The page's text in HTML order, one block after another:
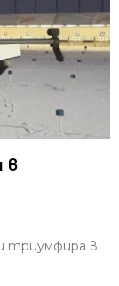
в
триумфира в